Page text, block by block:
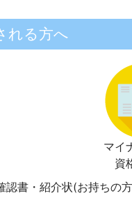
れる方へ
マイ
資
認書・紹介状(お持ちの